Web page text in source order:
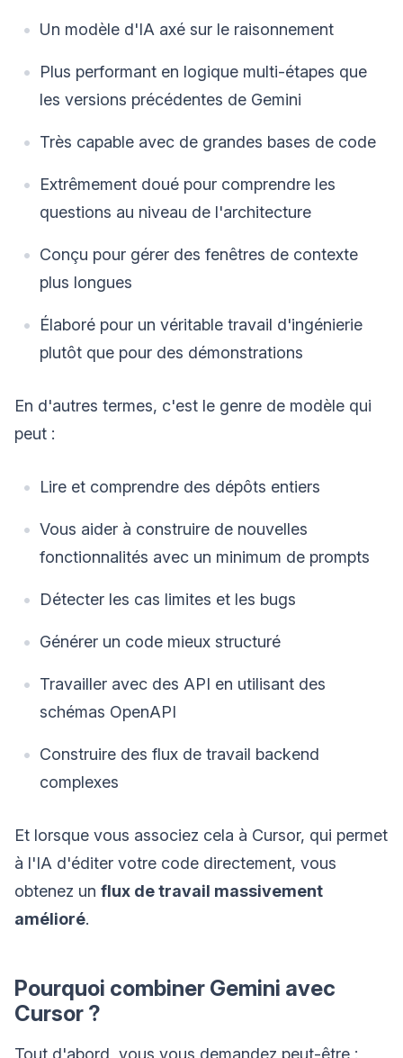
Un modèle d'IA axé sur le raisonnement
Plus performant en logique multi-étapes que
les versions précédentes de Gemini
Très capable avec de grandes bases de code
Extrêmement doué pour comprendre les
questions au niveau de l'architecture
Conçu pour gérer des fenêtres de contexte
plus longues
Élaboré pour un véritable travail d'ingénierie
plutôt que pour des démonstrations
En d'autres termes, c'est le genre de modèle qui
peut :
Lire et comprendre des dépôts entiers
Vous aider à construire de nouvelles
fonctionnalités avec un minimum de prompts
Détecter les cas limites et les bugs
Générer un code mieux structuré
Travailler avec des API en utilisant des
schémas OpenAPI
Construire des flux de travail backend
complexes
Et lorsque vous associez cela à Cursor, qui permet
à l'IA d'éditer votre code directement, vous
obtenez un flux de travail massivement
amélioré.
Pourquoi combiner Gemini avec
Cursor ?
Tout d'abord, vous vous demandez peut-être :